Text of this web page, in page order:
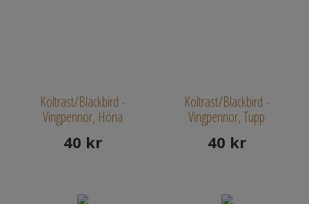
Koltrast/Blackbird -
Vingpennor, Höna
40 kr
Koltrast/Blackbird -
Vingpennor, Tupp
40 kr